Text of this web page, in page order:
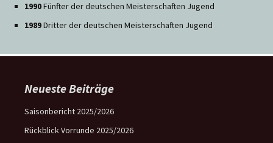
1990Fünfter der deutschen Meisterschaften Jugend
1989Dritter der deutschen Meisterschaften Jugend
Neueste Beiträge
Saisonbericht 2025/2026
Rückblick Vorrunde 2025/2026